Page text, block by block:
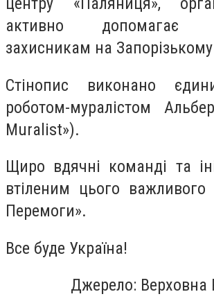
активно допомагає
захисникам на
Стінопис виконано
роботом-муралістом
Muralist»).
Щиро вдячні команді та
втіленим цього важливого
Перемоги».
Все буде Україна!
Джерело: Верховна